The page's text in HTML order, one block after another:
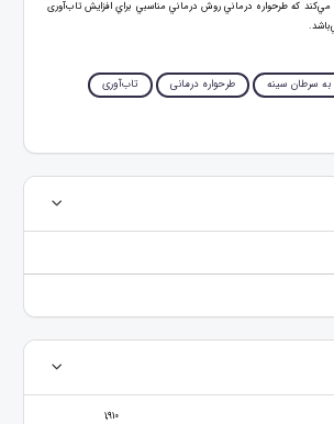
كه طرحواره درماني روش درماني مناسبي براي افزایش تاب‌آوری
به سرطان سینه طرحواره درمانی تاب‌آوری
1,910